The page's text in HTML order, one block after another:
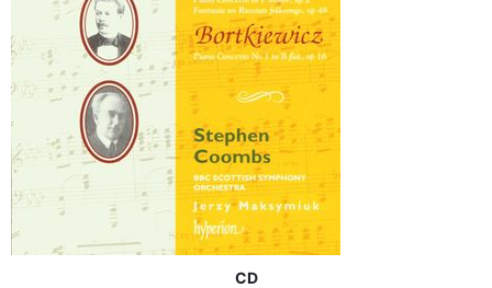
Исполнители:Елена Гладилина, Наталия Юрыгина,
фортепианный дуэт Андрей Мартынов, Сергей Шамов,
перкуссия (2-4)
Композиторы: З. Кодаи (1882-1967) Б. Барток (1881-
1945) Д. Шостакович (1906-1975) А. Аренский (1861-
1906)
CD